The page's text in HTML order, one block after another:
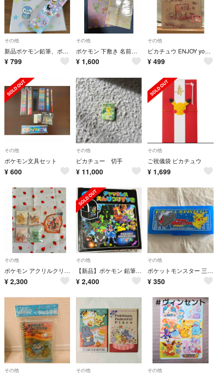
その他
新品ポケモン鉛筆、ポケモン下敷き
¥ 799
その他
ポケモン 下敷き 名前シール(使用済み)
¥ 1,600
その他
ピカチュウ ENJOY your TRIP 下敷き
¥ 499
その他
ポケモン文具セット
¥ 600
その他
ピカチュー 切手
¥ 11,000
その他
ご祝儀袋 ピカチュウ
¥ 1,699
その他
ポケモン アクリルクリップ シール ５点
¥ 2,300
その他
【新品】ポケモン 鉛筆削り機 チャックレス ショウワノート ポケットモンスター
¥ 2,400
その他
ポケットモンスター 三角定規 分度器セット
¥ 350
その他 その他 その他